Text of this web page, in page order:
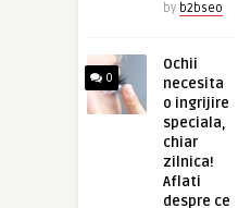
by b2bseo
0
Ochii
necesita
o ingrijire
speciala,
chiar
zilnica!
Aflati
despre ce